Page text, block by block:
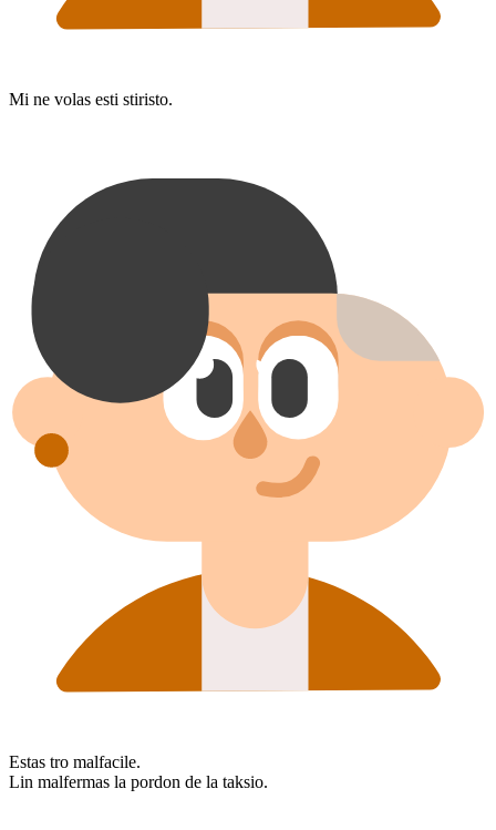
Mi ne volas esti stiristo.
Estas tro malfacile.
Lin malfermas la pordon de la taksio.